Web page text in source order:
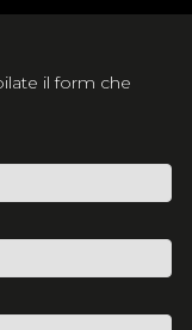
il form che